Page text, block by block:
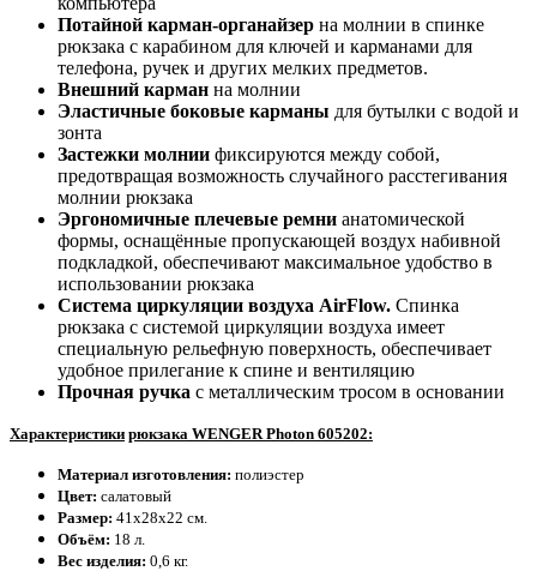
Потайной карман-органайзер на молнии в спинке
рюкзака с карабином для ключей и карманами для
телефона, ручек и других мелких предметов.
Внешний карман на молнии
Эластичные боковые карманы для бутылки с водой и
зонта
Застежки молнии фиксируются между собой,
предотвращая возможность случайного расстегивания
молнии рюкзака
Эргономичные плечевые ремни анатомической
формы, оснащённые пропускающей воздух набивной
подкладкой, обеспечивают максимальное удобство в
использовании рюкзака
Система циркуляции воздуха AirFlow. Спинка
рюкзака с системой циркуляции воздуха имеет
специальную рельефную поверхность, обеспечивает
удобное прилегание к спине и вентиляцию
Прочная ручка с металлическим тросом в основании
Характеристики рюкзака WENGER Photon 605202:
Материал изготовления: полиэстер
Цвет: салатовый
Размер: 41х28х22 см.
Объём: 18 л.
Вес изделия: 0,6 кг.